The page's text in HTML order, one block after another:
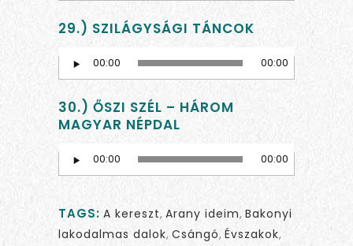
29.) SZILÁGYSÁGI TÁNCOK
Player
00:00 00:00
30.) ŐSZI SZÉL – HÁROM
MAGYAR NÉPDAL
Player
00:00 00:00
TAGS: A kereszt, Arany ideim, Bakonyi
lakodalmas dalok, Csángó, Évszakok,